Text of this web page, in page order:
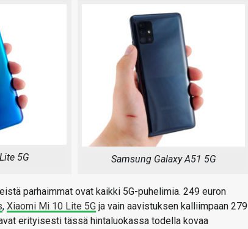
5G Samsung Galaxy A51 5G
parhaimmat ovat kaikki 5G-puhelimia. 249 euron
, Xiaomi Mi 10 Lite 5G ja vain aavistuksen kalliimpaan 279
erityisesti tässä hintaluokassa todella kovaa